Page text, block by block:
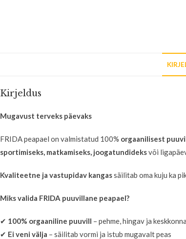
Kirjeldus
Mugavust terveks päevaks
FRIDA peapael on valmistatud 100% orgaanilisest
sportimiseks, matkamiseks, joogatundideksvõi
Kvaliteetne ja vastupidav kangassäilitab oma kuju ka
Miks valida FRIDA puuvillane peapael?
✔ 100% orgaaniline puuvill – pehme, hingav ja
✔ Ei veni välja – säilitab vormi ja istub mugavalt peas